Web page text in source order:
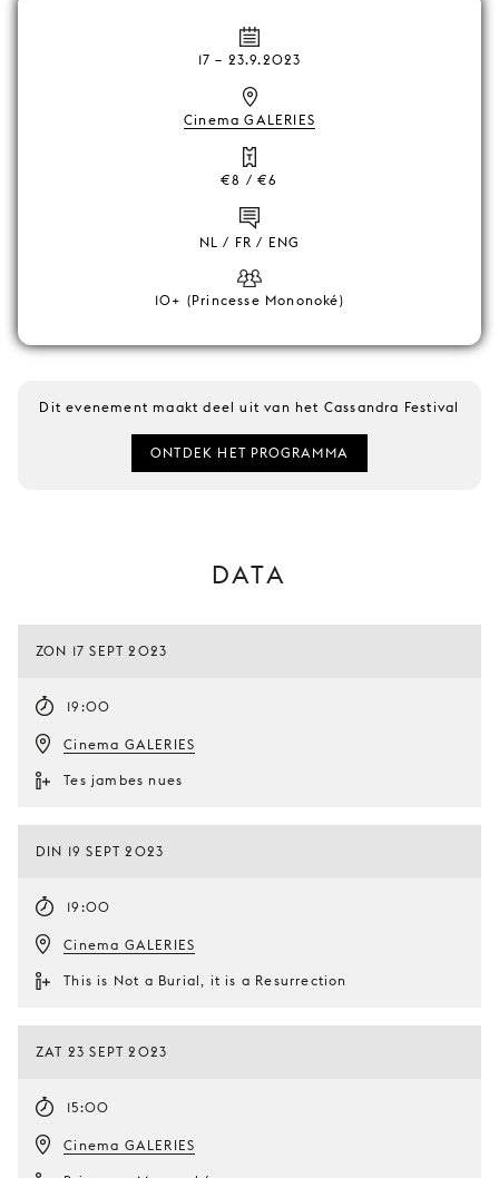
17 – 23.9.2023
Cinema GALERIES
€8 / €6
NL / FR / ENG
10+ (Princesse Mononoké)
Dit evenement maakt deel uit van het Cassandra Festival
ONTDEK HET PROGRAMMA
DATA
ZON 17 SEPT 2023
19:00
Cinema GALERIES
Tes jambes nues
DIN 19 SEPT 2023
19:00
Cinema GALERIES
This is Not a Burial, it is a Resurrection
ZAT 23 SEPT 2023
15:00
Cinema GALERIES